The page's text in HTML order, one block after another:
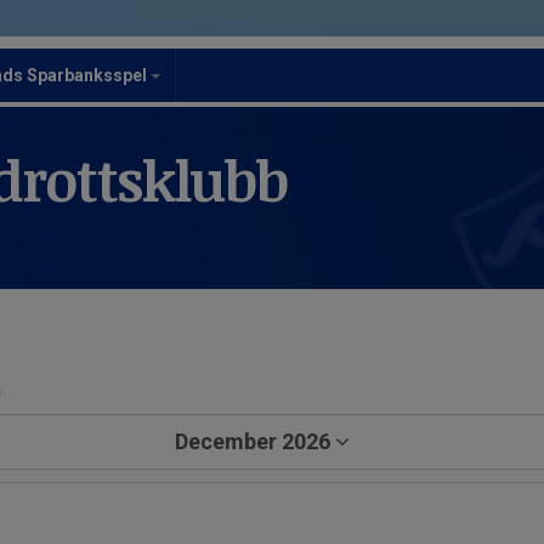
Sparbanksspel
December 2026